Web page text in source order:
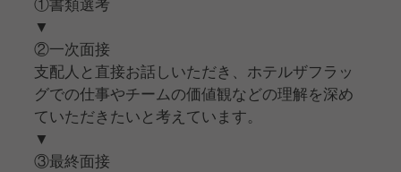
▼
②一次面接
支配人と直接お話しいただき、ホテルザフラッ
グでの仕事やチームの価値観などの理解を深め
ていただきたいと考えています。
▼
③最終面接